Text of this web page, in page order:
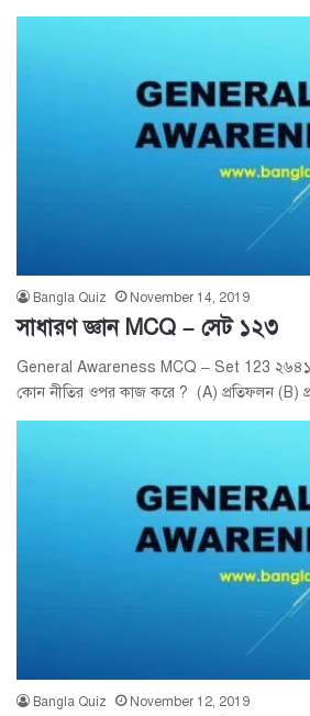
Bangla Quiz November 14, 2019
সাধারণ জ্ঞান MCQ – সেট ১২৩
General Awareness MCQ – Set 123
কোন নীতির ওপর কাজ করে ? (A) প্রতিফলন (B)
Bangla Quiz November 12, 2019